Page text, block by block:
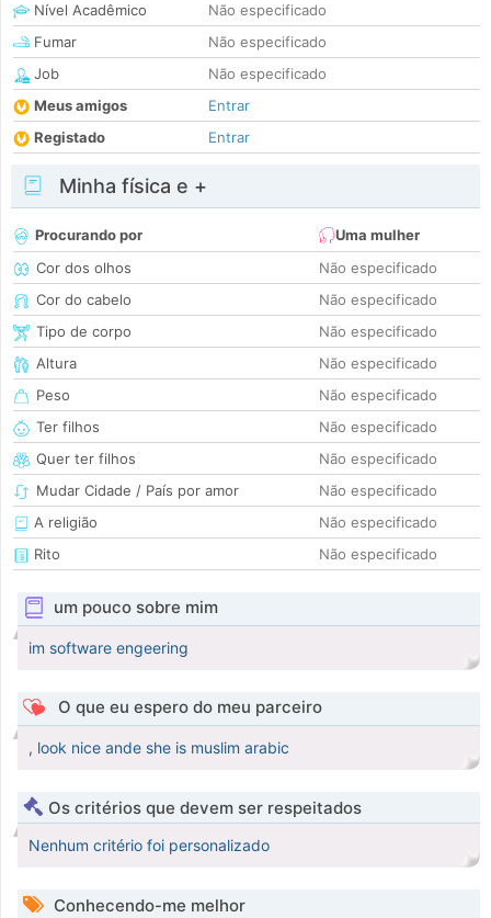
Nível Acadêmico
Não especificado
Fumar
Não especificado
Job
Não especificado
Meus amigos
Entrar
Registado
Entrar
Minha física e +
Procurando por
Uma mulher
Cor dos olhos
Não especificado
Cor do cabelo
Não especificado
Tipo de corpo
Não especificado
Altura
Não especificado
Peso
Não especificado
Ter filhos
Não especificado
Quer ter filhos
Não especificado
Mudar Cidade / País por amor
Não especificado
A religião
Não especificado
Rito
Não especificado
um pouco sobre mim
im software engeering
O que eu espero do meu parceiro
, look nice ande she is muslim arabic
Os critérios que devem ser respeitados
Nenhum critério foi personalizado
Conhecendo-me melhor